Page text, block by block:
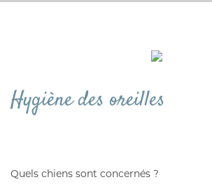
VERMIFUGE
SOLUTION ALTERNATIVE
Hygiène des oreilles
Quels chiens sont concernés ?